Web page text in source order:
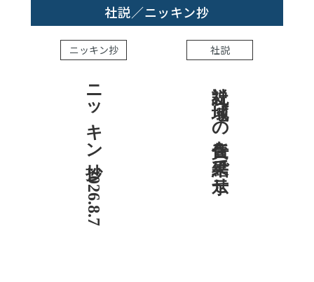
社説／ニッキン抄
ニッキン抄
ニッキン抄 2026.8.7
社説
社説 地域への責任を結果で示せ